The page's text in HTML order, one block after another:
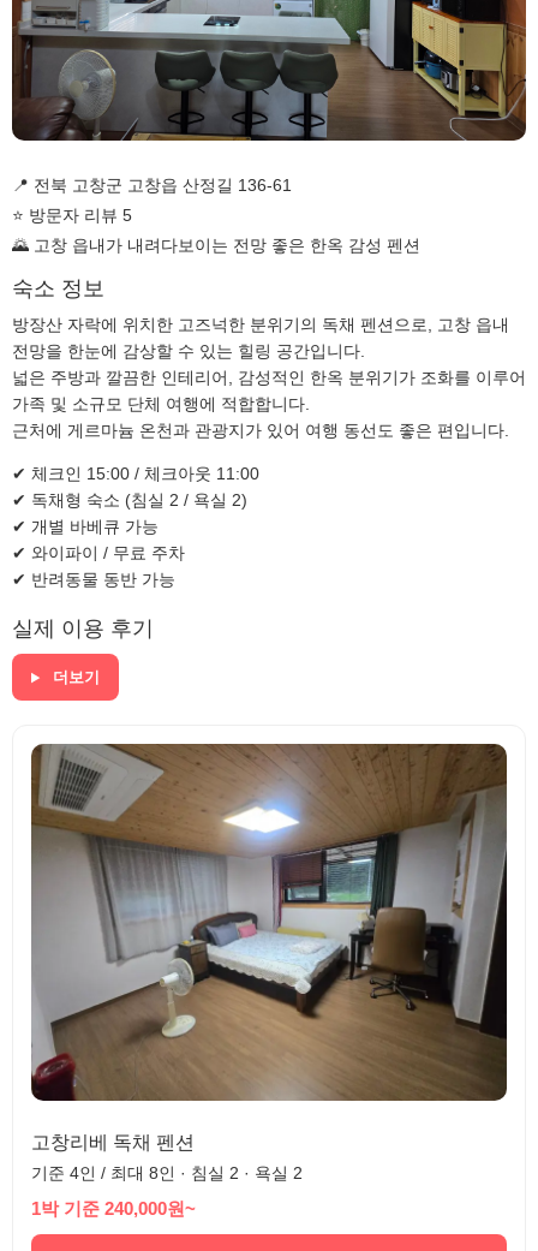
📍 전북 고창군 고창읍 산정길 136-61
⭐ 방문자 리뷰 5
🌄 고창 읍내가 내려다보이는 전망 좋은 한옥 감성 펜션
숙소 정보
방장산 자락에 위치한 고즈넉한 분위기의 독채 펜션으로, 고창 읍내
전망을 한눈에 감상할 수 있는 힐링 공간입니다.
넓은 주방과 깔끔한 인테리어, 감성적인 한옥 분위기가 조화를 이루어
가족 및 소규모 단체 여행에 적합합니다.
근처에 게르마늄 온천과 관광지가 있어 여행 동선도 좋은 편입니다.
✔ 체크인 15:00 / 체크아웃 11:00
✔ 독채형 숙소 (침실 2 / 욕실 2)
✔ 개별 바베큐 가능
✔ 와이파이 / 무료 주차
✔ 반려동물 동반 가능
실제 이용 후기
더보기
고창리베 독채 펜션
기준 4인 / 최대 8인 · 침실 2 · 욕실 2
1박 기준 240,000원~